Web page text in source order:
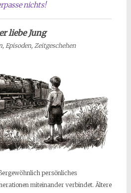
nichts!
liebe Jung
Episoden, Zeitgeschehen
persönliches
miteinander verbindet. Ältere